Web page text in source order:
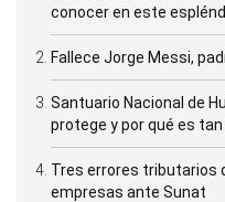
conocer en este
Fallece Jorge Messi,
Santuario Nacional de
protege y por qué es
Tres errores tributarios
empresas ante Sunat